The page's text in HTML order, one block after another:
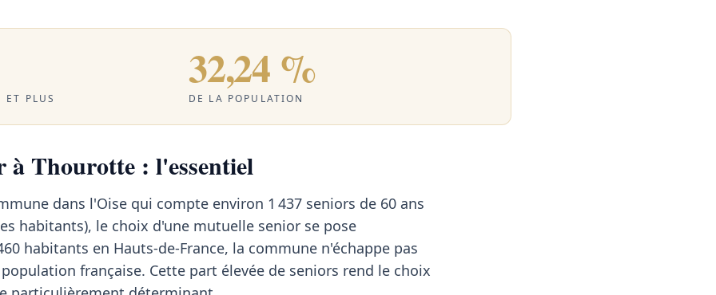
PLUS
32,24 %
DE LA POPULATION
à Thourotte : l'essentiel
dans l'Oise qui compte environ 1 437 seniors de 60 ans
habitants), le choix d'une mutuelle senior se pose
habitants en Hauts-de-France, la commune n'échappe pas
française. Cette part élevée de seniors rend le choix